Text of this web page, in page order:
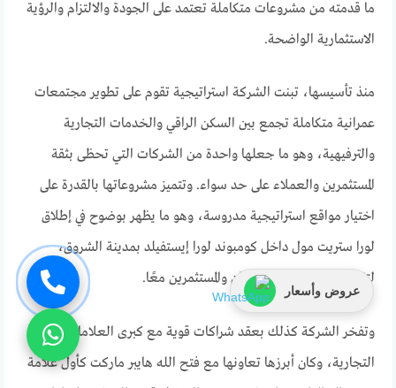
ما قدمته من مشروعات متكاملة تعتمد على الجودة والالتزام والرؤية
الاستثمارية الواضحة.
منذ تأسيسها، تبنت الشركة استراتيجية تقوم على تطوير مجتمعات
عمرانية متكاملة تجمع بين السكن الراقي والخدمات التجارية
والترفيهية، وهو ما جعلها واحدة من الشركات التي تحظى بثقة
المستثمرين والعملاء على حد سواء. وتتميز مشروعاتها بالقدرة على
اختيار مواقع استراتيجية مدروسة، وهو ما يظهر بوضوح في إطلاق
لورا ستريت مول داخل كومبوند لورا إيستفيلد بمدينة الشروق،
لتقديم قيمة مضافة للسكان والمستثمرين معًا.
وتفخر الشركة كذلك بعقد شراكات قوية مع كبرى العلامات
التجارية، وكان أبرزها تعاونها مع فتح الله هايبر ماركت كأول علامة
عروض وأسعار